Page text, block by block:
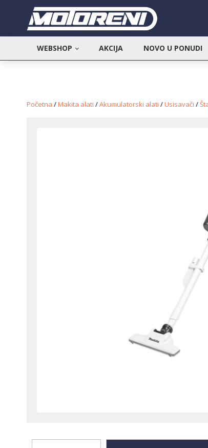
WEBSHOP AKCIJA NOVO U PONUDI
Početna /Makita alati /Akumulatorski alati /Usisavači /